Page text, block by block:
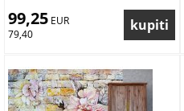
99,25 EUR
79,40